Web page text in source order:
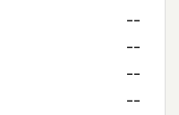
--
--
--
--